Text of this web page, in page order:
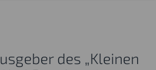
des „Kleinen